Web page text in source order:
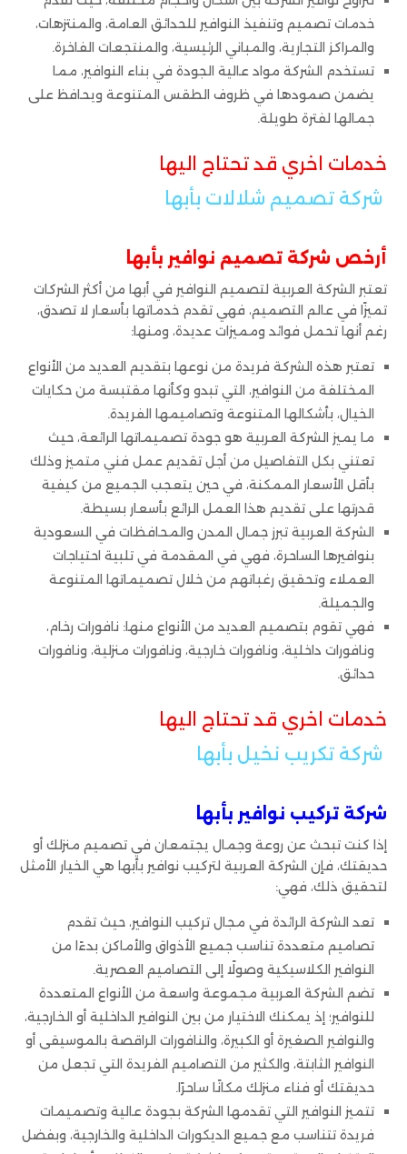
خدمات تصميم وتنفيذ النوافير للحدائق العامة، والمنتزهات،
والمراكز التجارية، والمباني الرئيسية، والمنتجعات الفاخرة.
تستخدم الشركة مواد عالية الجودة في بناء النوافير، مما
يضمن صمودها في ظروف الطقس المتنوعة ويحافظ على
جمالها لفترة طويلة.
خدمات اخري قد تحتاج اليها
شركة تصميم شلالات بأبها
أرخص شركة تصميم نوافير بأبها
تعتبر الشركة العربية لتصميم النوافير في أبها من أكثر الشركات
تميزًا في عالم التصميم، فهي تقدم خدماتها بأسعار لا تصدق،
رغم أنها تحمل فوائد ومميزات عديدة، ومنها:
تعتبر هذه الشركة فريدة من نوعها بتقديم العديد من الأنواع
المختلفة من النوافير، التي تبدو وكأنها مقتبسة من حكايات
الخيال، بأشكالها المتنوعة وتصاميمها الفريدة.
ما يميز الشركة العربية هو جودة تصميماتها الرائعة، حيث
تعتني بكل التفاصيل من أجل تقديم عمل فني متميز وذلك
بأقل الأسعار الممكنة، في حين يتعجب الجميع من كيفية
قدرتها على تقديم هذا العمل الرائع بأسعار بسيطة.
الشركة العربية تبرز جمال المدن والمحافظات في السعودية
بنوافيرها الساحرة، فهي في المقدمة في تلبية احتياجات
العملاء وتحقيق رغباتهم من خلال تصميماتها المتنوعة
والجميلة.
فهي تقوم بتصميم العديد من الأنواع منها: نافورات رخام،
ونافورات داخلية، ونافورات خارجية، ونافورات منزلية، ونافورات
حدائق.
خدمات اخري قد تحتاج اليها
شركة تكريب نخيل بأبها
شركة تركيب نوافير بأبها
إذا كنت تبحث عن روعة وجمال يجتمعان في تصميم منزلك أو
حديقتك، فإن الشركة العربية لتركيب نوافير بأبها هي الخيار الأمثل
لتحقيق ذلك، فهي:
تعد الشركة الرائدة في مجال تركيب النوافير، حيث تقدم
تصاميم متعددة تناسب جميع الأذواق والأماكن بدءًا من
النوافير الكلاسيكية وصولًا إلى التصاميم العصرية.
تضم الشركة العربية مجموعة واسعة من الأنواع المتعددة
للنوافير؛ إذ يمكنك الاختيار من بين النوافير الداخلية أو الخارجية،
والنوافير الصغيرة أو الكبيرة، والنافورات الراقصة بالموسيقى أو
النوافير الثابتة، والكثير من التصاميم الفريدة التي تجعل من
حديقتك أو فناء منزلك مكانًا ساحرًا.
تتميز النوافير التي تقدمها الشركة بجودة عالية وتصميمات
فريدة تتناسب مع جميع الديكورات الداخلية والخارجية، وبفضل